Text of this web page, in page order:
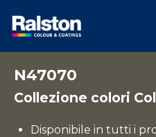
N47070
Collezione colori
Disponibile in tutti i